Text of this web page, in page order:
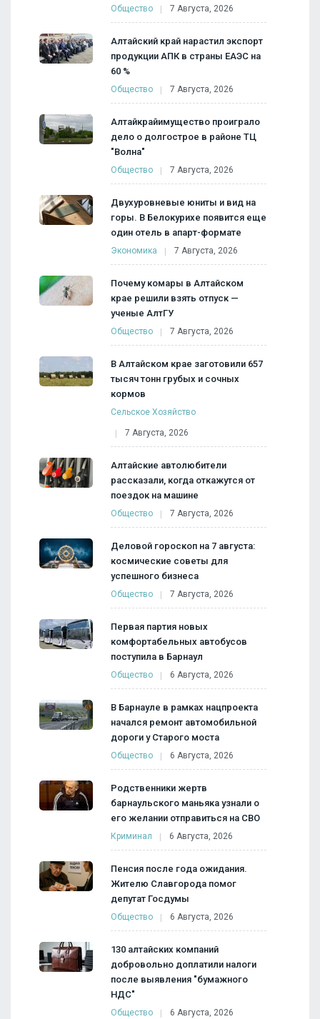
Общество 7 Августа, 2026
Алтайский край нарастил экспорт
продукции АПК в страны ЕАЭС на
60 %
Общество 7 Августа, 2026
Алтайкрайимущество проиграло
дело о долгострое в районе ТЦ
"Волна"
Общество 7 Августа, 2026
Двухуровневые юниты и вид на
горы. В Белокурихе появится еще
один отель в апарт-формате
Экономика 7 Августа, 2026
Почему комары в Алтайском
крае решили взять отпуск —
ученые АлтГУ
Общество 7 Августа, 2026
В Алтайском крае заготовили 657
тысяч тонн грубых и сочных
кормов
Сельское Хозяйство
7 Августа, 2026
Алтайские автолюбители
рассказали, когда откажутся от
поездок на машине
Общество 7 Августа, 2026
Деловой гороскоп на 7 августа:
космические советы для
успешного бизнеса
Общество 7 Августа, 2026
Первая партия новых
комфортабельных автобусов
поступила в Барнаул
Общество 6 Августа, 2026
В Барнауле в рамках нацпроекта
начался ремонт автомобильной
дороги у Старого моста
Общество 6 Августа, 2026
Родственники жертв
барнаульского маньяка узнали о
его желании отправиться на СВО
Криминал 6 Августа, 2026
Пенсия после года ожидания.
Жителю Славгорода помог
депутат Госдумы
Общество 6 Августа, 2026
130 алтайских компаний
добровольно доплатили налоги
после выявления "бумажного
НДС"
Общество 6 Августа, 2026